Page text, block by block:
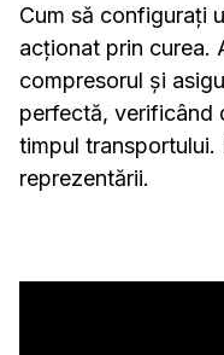
Cum să configurați
acționat prin curea.
compresorul și
perfectă, verificând
timpul
reprezentării.